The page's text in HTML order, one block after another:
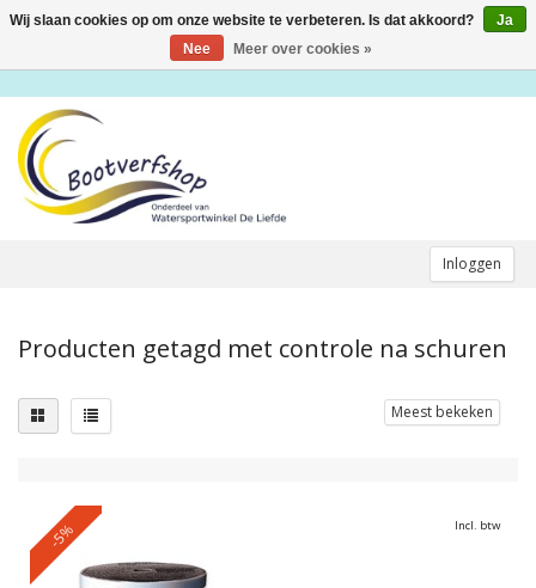
Inloggen
Toggle
Producten getagd met controle na schuren
Meest bekeken
-5% Incl. btw
Wij slaan cookies op om onze website te verbeteren. Is dat akkoord?
Ja
Nee
Meer over cookies »